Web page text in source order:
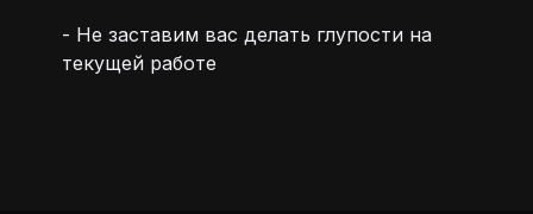
- Не заставим вас делать глупости на
текущей работе